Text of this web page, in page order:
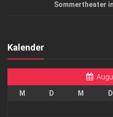
Sommertheater
Kalender
M D M D